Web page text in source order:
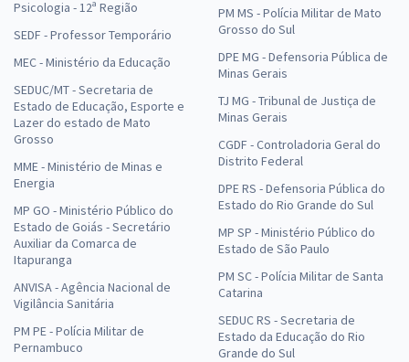
Psicologia - 12ª Região
SEDF - Professor Temporário
MEC - Ministério da Educação
SEDUC/MT - Secretaria de
Estado de Educação, Esporte e
Lazer do estado de Mato
Grosso
MME - Ministério de Minas e
Energia
MP GO - Ministério Público do
Estado de Goiás - Secretário
Auxiliar da Comarca de
Itapuranga
ANVISA - Agência Nacional de
Vigilância Sanitária
PM PE - Polícia Militar de
Pernambuco
PM MS - Polícia Militar de Mato
Grosso do Sul
DPE MG - Defensoria Pública de
Minas Gerais
TJ MG - Tribunal de Justiça de
Minas Gerais
CGDF - Controladoria Geral do
Distrito Federal
DPE RS - Defensoria Pública do
Estado do Rio Grande do Sul
MP SP - Ministério Público do
Estado de São Paulo
PM SC - Polícia Militar de Santa
Catarina
SEDUC RS - Secretaria de
Estado da Educação do Rio
Grande do Sul